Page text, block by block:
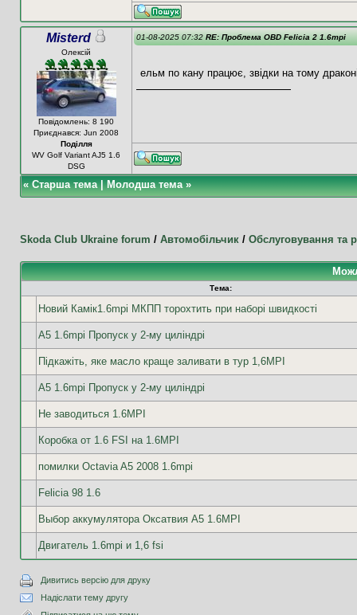
Misterd
Олексій
Повідомлень: 8 190
Приєднався: Jun 2008
Поділля
WV Golf Variant AJ5 1.6
DSG
01-08-2025 07:32 RE: Проблема OBD Felicia 2 1.6mpi
ельм по кану працює, звідки на тому
«Старша тема|Молодша тема»
Skoda Club Ukraine forum / Автомобільчик/ Обслуговування та
Тема:
Новий Камік1.6mpi МКПП торохтить при наборі швидкості
А5 1.6mpi Пропуск у 2-му циліндрі
Підкажіть, яке масло краще заливати в тур 1,6MPI
А5 1.6mpi Пропуск у 2-му циліндрі
Не заводиться 1.6MPI
Коробка от 1.6 FSI на 1.6MPI
помилки Octavia A5 2008 1.6mpi
Felicia 98 1.6
Выбор аккумулятора Оксатвия А5 1.6MPI
Двигатель 1.6mpi и 1,6 fsi
Дивитись версію для друку
Надіслати тему другу